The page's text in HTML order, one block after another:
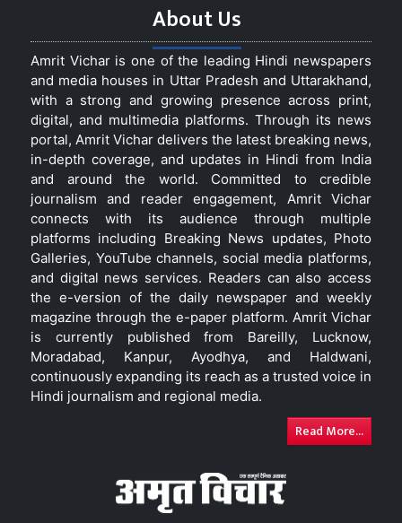
About Us
Amrit Vichar is one of the leading Hindi newspapers
and media houses in Uttar Pradesh and Uttarakhand,
with a strong and growing presence across print,
digital, and multimedia platforms. Through its news
portal, Amrit Vichar delivers the latest breaking news,
in-depth coverage, and updates in Hindi from India
and around the world. Committed to credible
journalism and reader engagement, Amrit Vichar
connects with its audience through multiple
platforms including Breaking News updates, Photo
Galleries, YouTube channels, social media platforms,
and digital news services. Readers can also access
the e-version of the daily newspaper and weekly
magazine through the e-paper platform. Amrit Vichar
is currently published from Bareilly, Lucknow,
Moradabad, Kanpur, Ayodhya, and Haldwani,
continuously expanding its reach as a trusted voice in
Hindi journalism and regional media.
Read More...